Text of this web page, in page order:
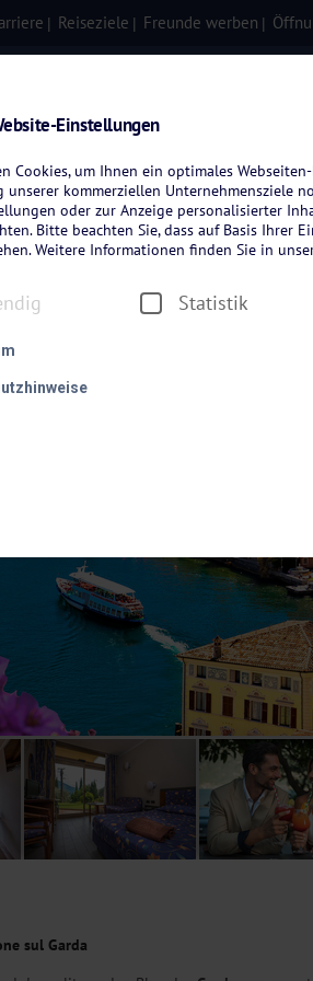
Reiseziele Freunde werben
sul Garda
Einstellungen
Cookies, um Ihnen ein optimales
unserer kommerziellen Unternehmensziele
oder zur Anzeige personalisierter
Bitte beachten Sie, dass auf Basis
Weitere Informationen finden Sie in
Statistik
sind für den Betrieb der Seite unbedingt
unsere Dienste bei einem erneuten
und unsere Webseite weiter zu
können wir beispielsweise die
optimieren. Wir nutzen hierfür Dienste von
auf unsere Website erfassten Daten,
. Sie können Ihre Einwilligung
werden genutzt, um Ihnen personalisierte